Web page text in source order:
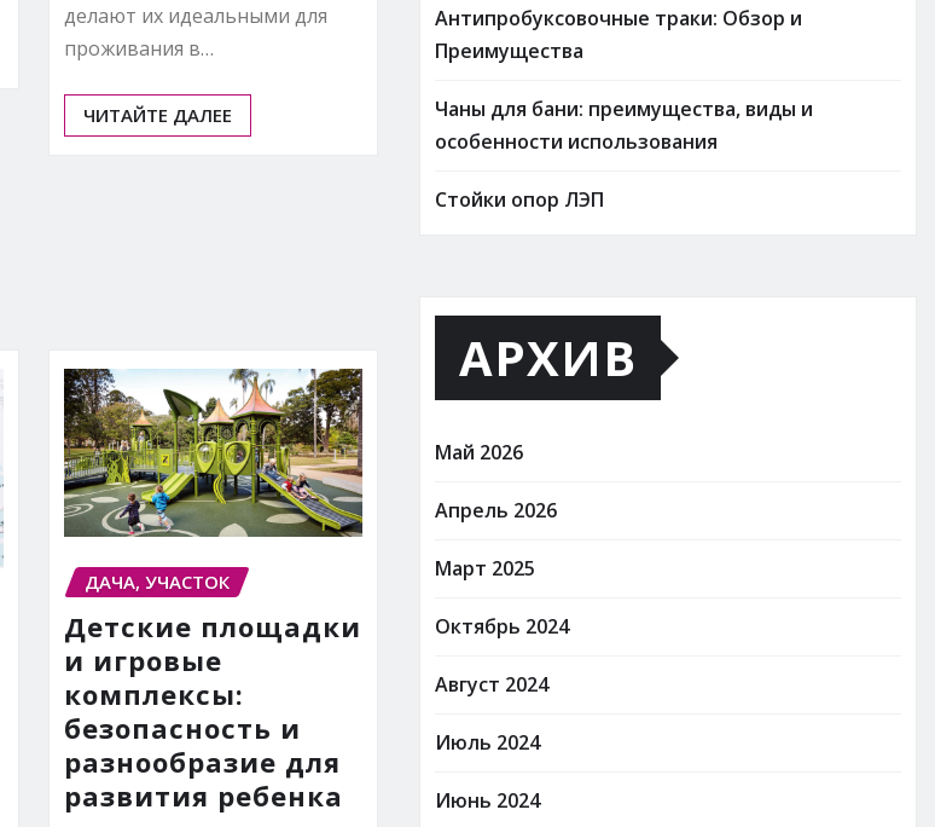
делают их идеальными для
проживания в…
ЧИТАЙТЕ ДАЛЕЕ
ДАЧА, УЧАСТОК
Детские площадки
и игровые
комплексы:
безопасность и
разнообразие для
развития ребенка
Антипробуксовочные траки: Обзор и
Преимущества
Чаны для бани: преимущества, виды и
особенности использования
Стойки опор ЛЭП
АРХИВ
Май 2026
Апрель 2026
Март 2025
Октябрь 2024
Август 2024
Июль 2024
Июнь 2024